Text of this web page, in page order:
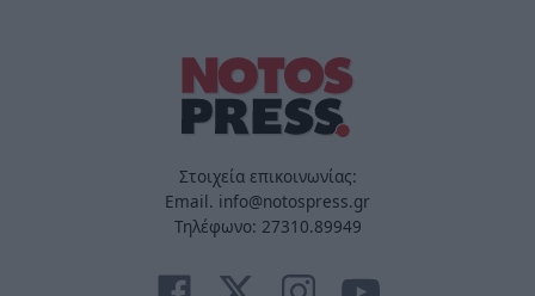
Στοιχεία επικοινωνίας:
Email. info@notospress.gr
Τηλέφωνο: 27310.89949